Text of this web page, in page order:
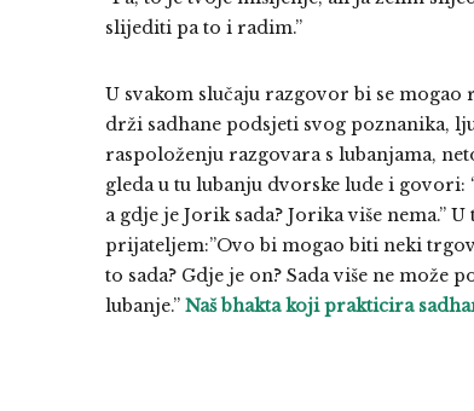
slijediti pa to i radim.”
U svakom slučaju razgovor bi se
drži sadhane podsjeti svog poznanika,
raspoloženju razgovara s lubanjama,
gleda u tu lubanju dvorske lude i govori:
a gdje je Jorik sada? Jorika više nema.”
prijateljem:”Ovo bi mogao biti neki
to sada? Gdje je on? Sada više ne
lubanje.” Naš bhakta koji prakticira